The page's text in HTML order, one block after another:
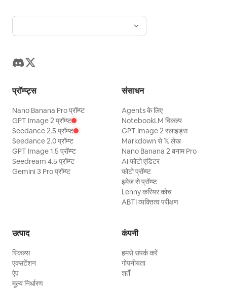
प्रॉम्प्ट्स
Nano Banana Pro प्रॉम्प्ट
GPT Image 2 प्रॉम्प्ट
Seedance 2.5 प्रॉम्प्ट
Seedance 2.0 प्रॉम्प्ट
GPT Image 1.5 प्रॉम्प्ट
Seedream 4.5 प्रॉम्प्ट
Gemini 3 Pro प्रॉम्प्ट
संसाधन
Agents के लिए
NotebookLM विकल्प
GPT Image 2 स्लाइड्स
Markdown से 𝕏 लेख
Nano Banana 2 बनाम Pro
AI फोटो एडिटर
फोटो प्रॉम्प्ट
इमेज से प्रॉम्प्ट
Lenny करियर कोच
ABTI व्यक्तित्व परीक्षण
उत्पाद
स्किल्स
एक्सटेंशन
ऐप
मूल्य निर्धारण
कंपनी
हमसे संपर्क करें
गोपनीयता
शर्तें